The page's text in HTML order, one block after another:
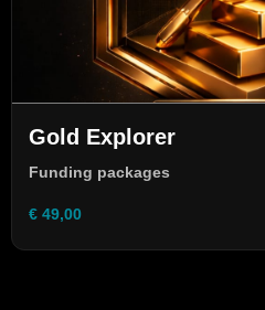
Gold Explorer
Funding packages
€ 49,00